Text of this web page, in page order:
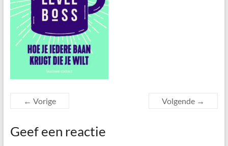
← Vorige Volgende →
Geef een reactie